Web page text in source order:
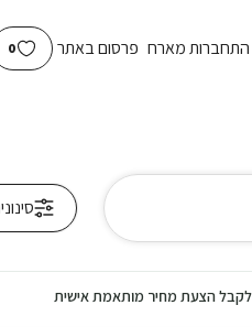
התחברות מארח פרסום באתר 0
לקבל הצעת מחיר מותאמת אישית